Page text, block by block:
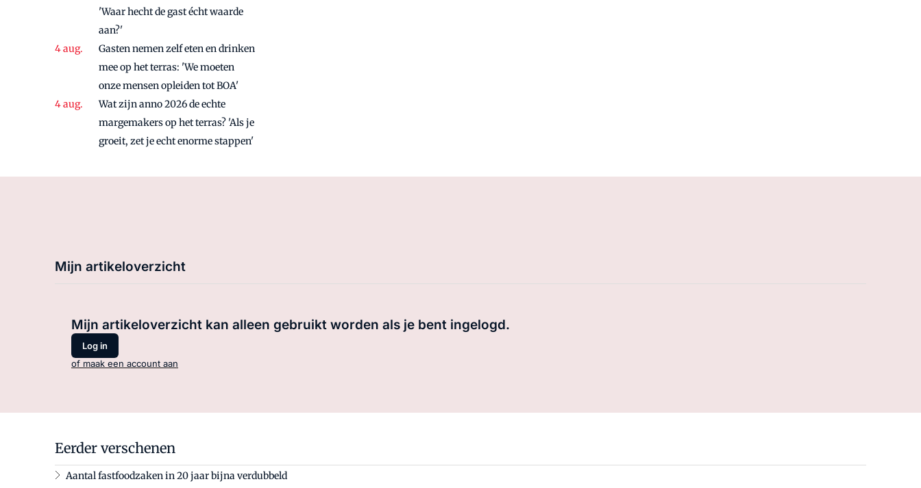
'Waar hecht de gast écht waarde
aan?'
Gasten nemen zelf eten en drinken
mee op het terras: 'We moeten
onze mensen opleiden tot BOA'
Wat zijn anno 2026 de echte
margemakers op het terras? 'Als je
groeit, zet je echt enorme stappen'
Mijn artikeloverzicht
Mijn artikeloverzicht kan alleen gebruikt worden als je bent ingelogd.
Log in
of maak een account aan
Eerder verschenen
Aantal fastfoodzaken in 20 jaar bijna verdubbeld